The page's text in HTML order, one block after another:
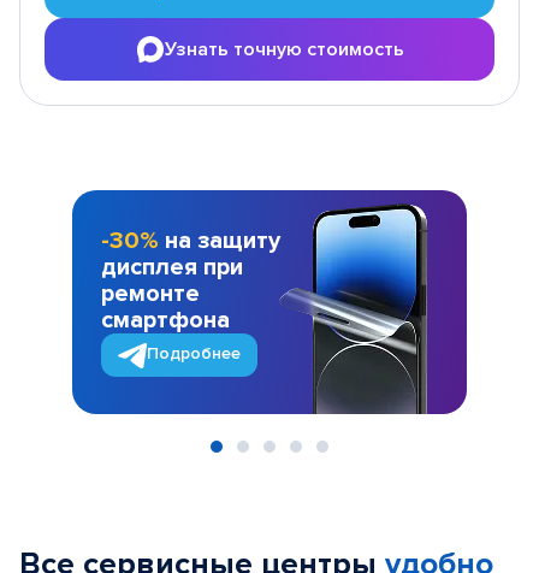
Узнать точную стоимость
-30% на защиту
дисплея при
ремонте
смартфона
Подробнее
Все сервисные центры удобно